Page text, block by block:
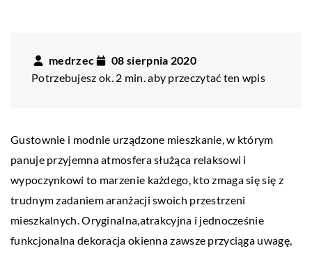
medrzec
08 sierpnia 2020
Potrzebujesz ok. 2 min. aby przeczytać ten wpis
Gustownie i modnie urządzone mieszkanie, w którym
panuje przyjemna atmosfera służąca relaksowi i
wypoczynkowi to marzenie każdego, kto zmaga się się z
trudnym zadaniem aranżacji swoich przestrzeni
mieszkalnych. Oryginalna,atrakcyjna i jednocześnie
funkcjonalna dekoracja okienna zawsze przyciąga uwagę,